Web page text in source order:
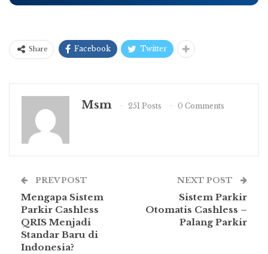
Share Facebook Twitter
Msm 251 Posts 0 Comments
PREV POST
Mengapa Sistem
Parkir Cashless
QRIS Menjadi
Standar Baru di
Indonesia?
NEXT POST
Sistem Parkir
Otomatis Cashless –
Palang Parkir